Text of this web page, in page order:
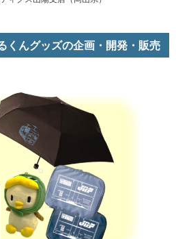
くんグッズの企画・開発・販売